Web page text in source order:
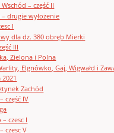
– część II
drugie wyłożenie
I
dla dz. 380 obręb Mierki
III
Zielona i Polna
Elgnówko, Gaj, Wigwałd i
Zachód
część IV
czesc I
czesc V